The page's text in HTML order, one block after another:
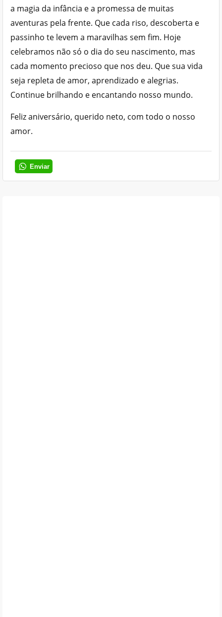
a magia da infância e a promessa de muitas
aventuras pela frente. Que cada riso, descoberta e
passinho te levem a maravilhas sem fim. Hoje
celebramos não só o dia do seu nascimento, mas
cada momento precioso que nos deu. Que sua vida
seja repleta de amor, aprendizado e alegrias.
Continue brilhando e encantando nosso mundo.
Feliz aniversário, querido neto, com todo o nosso
amor.
Enviar